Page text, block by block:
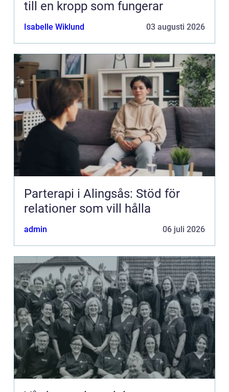
till en kropp som fungerar
Isabelle Wiklund 03 augusti 2026
Parterapi i Alingsås: Stöd för
relationer som vill hålla
admin 06 juli 2026